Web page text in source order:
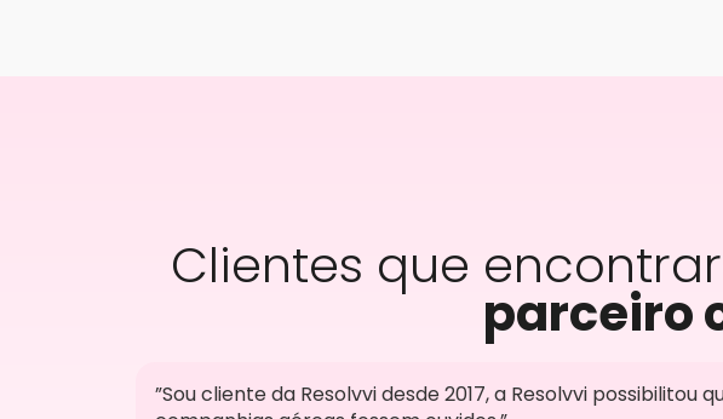
Clientes que
parceiro
”Sou cliente da Resolvvi desde 2017, a Resolvvi possibilitou